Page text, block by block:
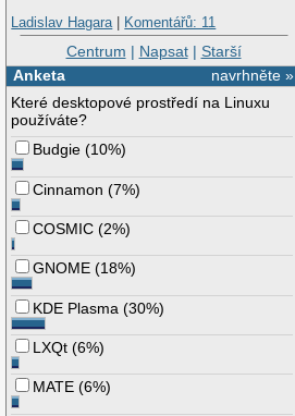
Ladislav Hagara| Komentářů: 11
Centrum | Napsat| Starší
navrhněte »
Anketa
Které desktopové prostředí na Linuxu
používáte?
Budgie (10%)
Cinnamon (7%)
COSMIC (2%)
GNOME (18%)
KDE Plasma (30%)
LXQt (6%)
MATE (6%)